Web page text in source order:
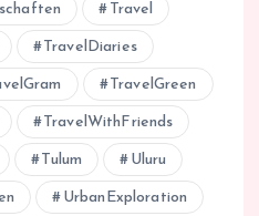
Travel
TravelDiaries
TravelGreen
TravelWithFriends
Tulum Uluru
UrbanExploration